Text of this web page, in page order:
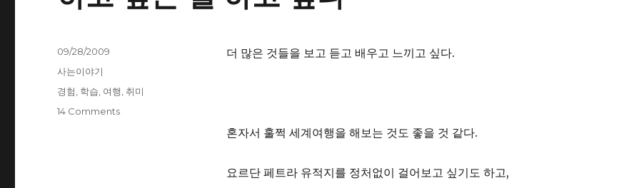
더 많은 것들을 보고 듣고 배우고 느끼고 싶다.
혼자서 훌쩍 세계여행을 해보는 것도 좋을 것 같다.
요르단 페트라 유적지를 정처없이 걸어보고 싶기도 하고,
Posted
on
09/28/2009
Categories
사는이야기
Tags
경험 학습 여행 취미
14 Comments